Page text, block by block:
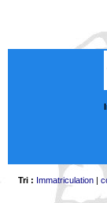
Tri : Immatriculation|